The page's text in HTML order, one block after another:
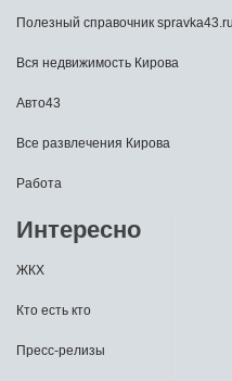
Полезный справочник spravka43.ru
Вся недвижимость Кирова
Авто43
Все развлечения Кирова
Работа
Интересно
ЖКХ
Кто есть кто
Пресс-релизы